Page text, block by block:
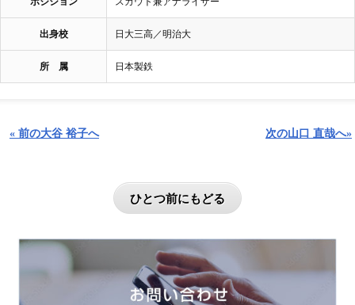
出身校 日大三高／明治大
所 属 日本製鉄
« 前の大谷 裕子へ 次の山口 直哉へ»